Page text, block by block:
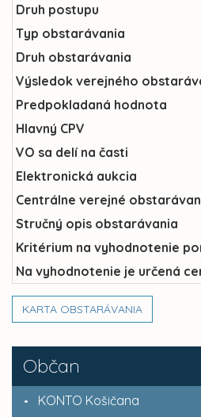
Občan
KONTO Košičana
Druh postupu
Typ obstarávania
Druh obstarávania
Výsledok verejného
Predpokladaná hodnota
Hlavný CPV
VO sa delí na časti
Elektronická aukcia
Centrálne verejné
Stručný opis obstarávania
Kritérium na vyhodnotenie
Na vyhodnotenie je určená
KARTA OBSTARÁVANIA